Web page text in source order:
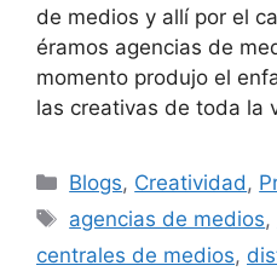
de medios y allí por el
éramos agencias de
momento produjo el
las creativas de toda la
Categorías
Blogs, Creatividad ,
Etiquetas
agencias de medios,
centrales de medios,